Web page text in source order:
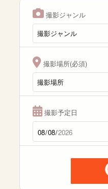
撮影ジャンル
撮影場所(必須)
撮影予定日